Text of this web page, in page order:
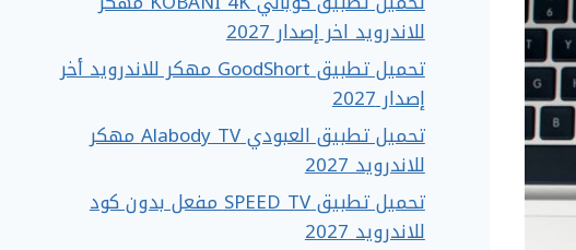
للاندرويد اخر إصدار 2027
تحميل تطبيق GoodShort مهكر للاندرويد أخر
إصدار 2027
تحميل تطبيق العبودي Alabody TV مهكر
للاندرويد 2027
تحميل تطبيق SPEED TV مفعل بدون كود
للاندرويد 2027